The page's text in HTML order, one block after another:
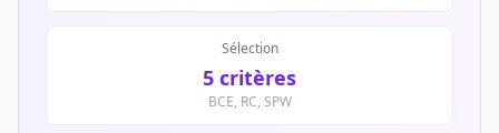
Sélection
5 critères
BCE, RC, SPW